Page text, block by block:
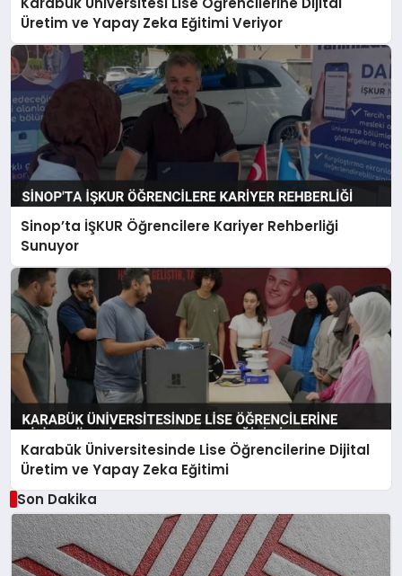
Üretim ve Yapay Zeka Eğitimi Veriyor
Sinop’ta İŞKUR Öğrencilere Kariyer Rehberliği
Sunuyor
Karabük Üniversitesinde Lise Öğrencilerine Dijital
Üretim ve Yapay Zeka Eğitimi
Son Dakika